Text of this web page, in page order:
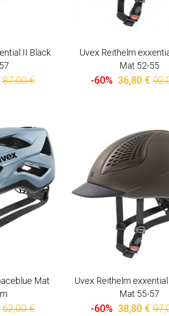
II Black
87,00 €
Uvex Reithelm
Mat 52-55
-60% 36,80 €
Mat
62,00 €
Uvex Reithelm
Mat 55-57
-60% 38,80 €